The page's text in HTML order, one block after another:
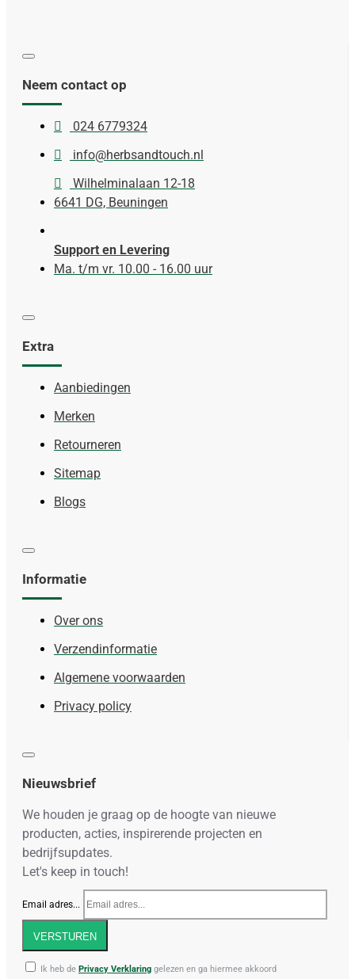
Neem contact op
024 6779324
info@herbsandtouch.nl
Wilhelminalaan 12-18
6641 DG, Beuningen
Support en Levering
Ma. t/m vr. 10.00 - 16.00 uur
Extra
Aanbiedingen
Merken
Retourneren
Sitemap
Blogs
Informatie
Over ons
Verzendinformatie
Algemene voorwaarden
Privacy policy
Nieuwsbrief
We houden je graag op de hoogte van nieuwe
producten, acties, inspirerende projecten en
bedrijfsupdates.
Let's keep in touch!
Email adres...
VERSTUREN
Ik heb de Privacy Verklaring gelezen en ga hiermee akkoord